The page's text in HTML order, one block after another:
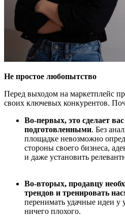
Не простое любопытство
Перед выходом на маркетплейс
своих ключевых конкурентов.
Во-первых, это сделает
подготовленными. Без
площадке невозможно
стороны своего бизнеса,
и даже установить
Во-вторых, продавцу
трендов и тренировать
перенимать удачные идеи
ничего плохого.